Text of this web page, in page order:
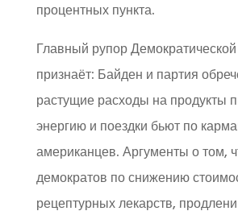
процентных пункта.
Главный рупор
признаёт: Байден и партия
растущие расходы на продукты
энергию и поездки бьют по
американцев. Аргументы о том,
демократов по снижению
рецептурных лекарств,